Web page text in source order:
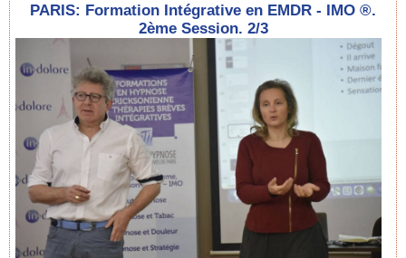
PARIS: Formation Intégrative en EMDR - IMO ®.
2ème Session. 2/3